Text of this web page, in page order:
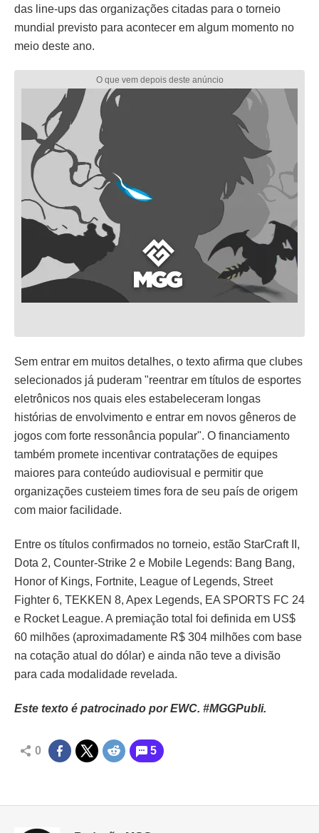
das line-ups das organizações citadas para o torneio
mundial previsto para acontecer em algum momento no
meio deste ano.
Sem entrar em muitos detalhes, o texto afirma que clubes
selecionados já puderam "reentrar em títulos de esportes
eletrônicos nos quais eles estabeleceram longas
histórias de envolvimento e entrar em novos gêneros de
jogos com forte ressonância popular". O financiamento
também promete incentivar contratações de equipes
maiores para conteúdo audiovisual e permitir que
organizações custeiem times fora de seu país de origem
com maior facilidade.
Entre os títulos confirmados no torneio, estão StarCraft II,
Dota 2, Counter-Strike 2 e Mobile Legends: Bang Bang,
Honor of Kings, Fortnite, League of Legends, Street
Fighter 6, TEKKEN 8, Apex Legends, EA SPORTS FC 24
e Rocket League. A premiação total foi definida em US$
60 milhões (aproximadamente R$ 304 milhões com base
na cotação atual do dólar) e ainda não teve a divisão
para cada modalidade revelada.
Este texto é patrocinado por EWC. #MGGPubli.
0 5